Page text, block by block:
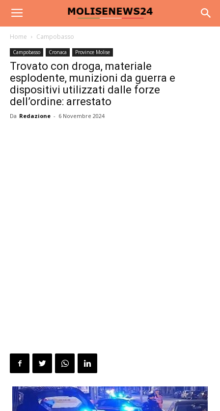
Home Campobasso
Campobasso Cronaca Province Molise
Trovato con droga, materiale
esplodente, munizioni da guerra e
dispositivi utilizzati dalle forze
dell’ordine: arrestato
Da Redazione - 6 Novembre 2024